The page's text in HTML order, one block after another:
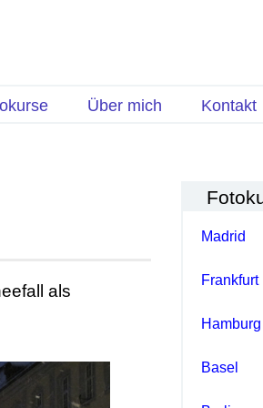
Über mich Kontakt
als
Madrid
Frankfurt
Hamburg
Basel